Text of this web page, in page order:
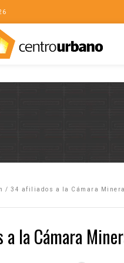
/ 34 afiliados a la Cámara
la Cámara